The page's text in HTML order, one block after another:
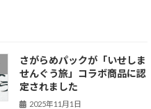
さがらめパックが「いせしま
せんぐう旅」コラボ商品に認
定されました
2025年11月1日